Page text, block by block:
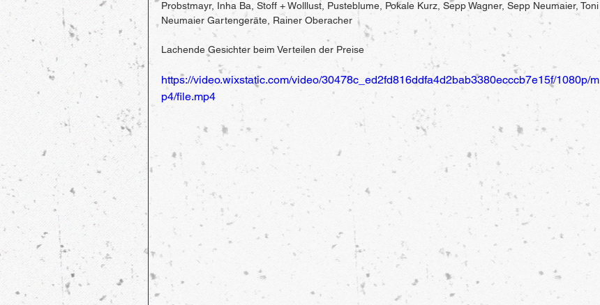
Probstmayr, Inha Ba, Stoff + Wolllust, Pusteblume, Pokale Kurz, Sepp Wagner, Sepp Neumaier, Toni
Neumaier Gartengeräte, Rainer Oberacher
Lachende Gesichter beim Verteilen der Preise
https://video.wixstatic.com/video/30478c_ed2fd816ddfa4d2bab3380ecccb7e15f/1080p/m
p4/file.mp4